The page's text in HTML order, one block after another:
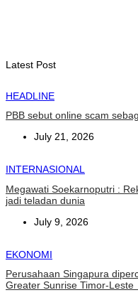
Latest Post
HEADLINE
PBB sebut online scam
July 21, 2026
INTERNASIONAL
Megawati Soekarnoputri :
jadi teladan dunia
July 9, 2026
EKONOMI
Perusahaan Singapura
Greater Sunrise Timor-Leste